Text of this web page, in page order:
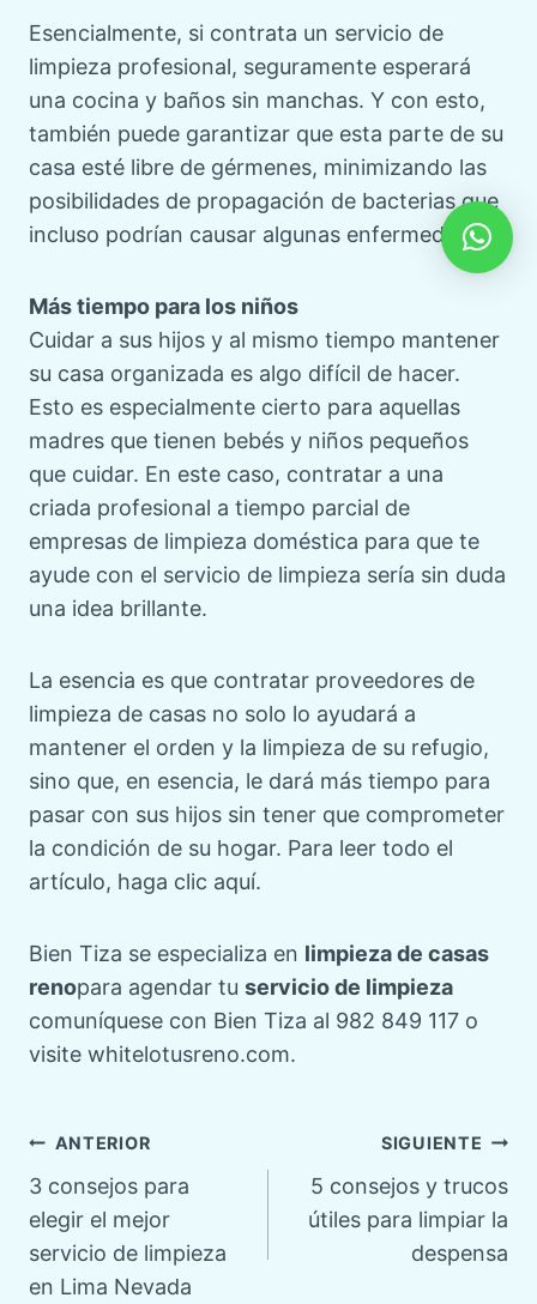
Esencialmente, si contrata un servicio de
limpieza profesional, seguramente esperará
una cocina y baños sin manchas. Y con esto,
también puede garantizar que esta parte de su
casa esté libre de gérmenes, minimizando las
posibilidades de propagación de bacterias que
incluso podrían causar algunas enfermedades.
Más tiempo para los niños
Cuidar a sus hijos y al mismo tiempo mantener
su casa organizada es algo difícil de hacer.
Esto es especialmente cierto para aquellas
madres que tienen bebés y niños pequeños
que cuidar. En este caso, contratar a una
criada profesional a tiempo parcial de
empresas de limpieza doméstica para que te
ayude con el servicio de limpieza sería sin duda
una idea brillante.
La esencia es que contratar proveedores de
limpieza de casas no solo lo ayudará a
mantener el orden y la limpieza de su refugio,
sino que, en esencia, le dará más tiempo para
pasar con sus hijos sin tener que comprometer
la condición de su hogar. Para leer todo el
artículo, haga clic aquí.
Bien Tiza se especializa en limpieza de casas
renopara agendar tu servicio de limpieza
comuníquese con Bien Tiza al 982 849 117 o
visite whitelotusreno.com.
Navegación
de
entradas
ANTERIOR
3 consejos para
elegir el mejor
servicio de limpieza
en Lima Nevada
SIGUIENTE
5 consejos y trucos
útiles para limpiar la
despensa